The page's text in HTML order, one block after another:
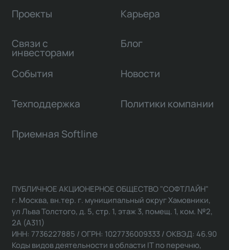
Проекты
Связи с
инвесторами
Карьера
Блог
События Новости
Техподдержка Политики компании
Приемная Softline
ПУБЛИЧНОЕ АКЦИОНЕРНОЕ ОБЩЕСТВО "СОФТЛАЙН"
г. Москва, вн.тер. г. муниципальный округ Хамовники,
ул Льва Толстого, д. 5, стр. 1, этаж 3, помещ. 1, ком. №2,
2А (А311)
ИНН: 7736227885 / ОГРН: 1027736009333 / ОКВЭД: 46.90
Коды видов деятельности в области IT по перечню,